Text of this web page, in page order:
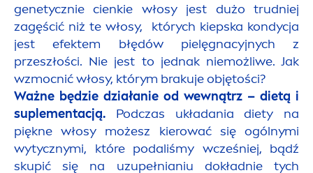
genetycznie cienkie włosy jest dużo trudniej
zagęścić niż te włosy, których kiepska kondycja
jest efektem błędów pielęgnacyjnych z
przeszłości. Nie jest to jednak niemożliwe. Jak
wzmocnić włosy, którym brakuje objętości?
Ważne będzie działanie od wewnątrz – dietą i
suplementacją. Podczas układania diety na
piękne włosy możesz kierować się ogólnymi
wytycznymi, które podaliśmy wcześniej, bądź
skupić się na uzupełnianiu dokładnie tych